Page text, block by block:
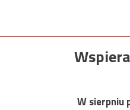
W sierpniu